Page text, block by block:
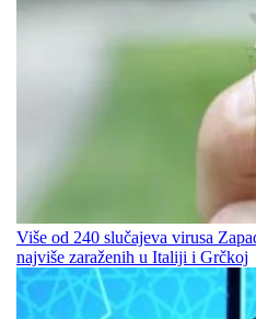
Više od 240 slučajeva virusa
najviše zaraženih u Italiji i Grčkoj